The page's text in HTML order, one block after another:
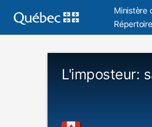
Ministère
L'imposteur: